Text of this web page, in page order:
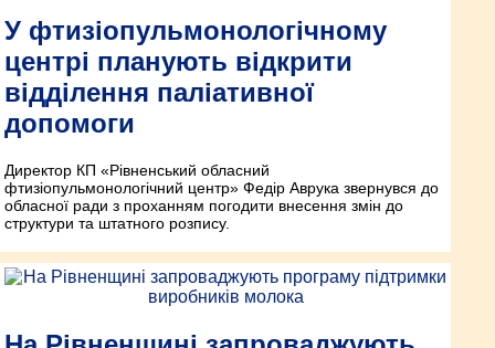
У фтизіопульмонологічному
центрі планують відкрити
відділення паліативної
допомоги
Директор КП «Рівненський обласний
фтизіопульмонологічний центр» Федір Аврука звернувся до
обласної ради з проханням погодити внесення змін до
структури та штатного розпису.